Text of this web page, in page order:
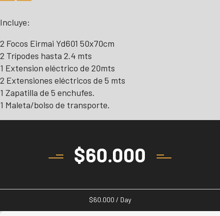
Incluye:
2 Focos Eirmai Yd601 50x70cm
2 Trípodes hasta 2.4 mts
1 Extension eléctrico de 20mts
2 Extensiones eléctricos de 5 mts
1 Zapatilla de 5 enchufes.
1 Maleta/bolso de transporte.
$60.000
$60.000 / Day